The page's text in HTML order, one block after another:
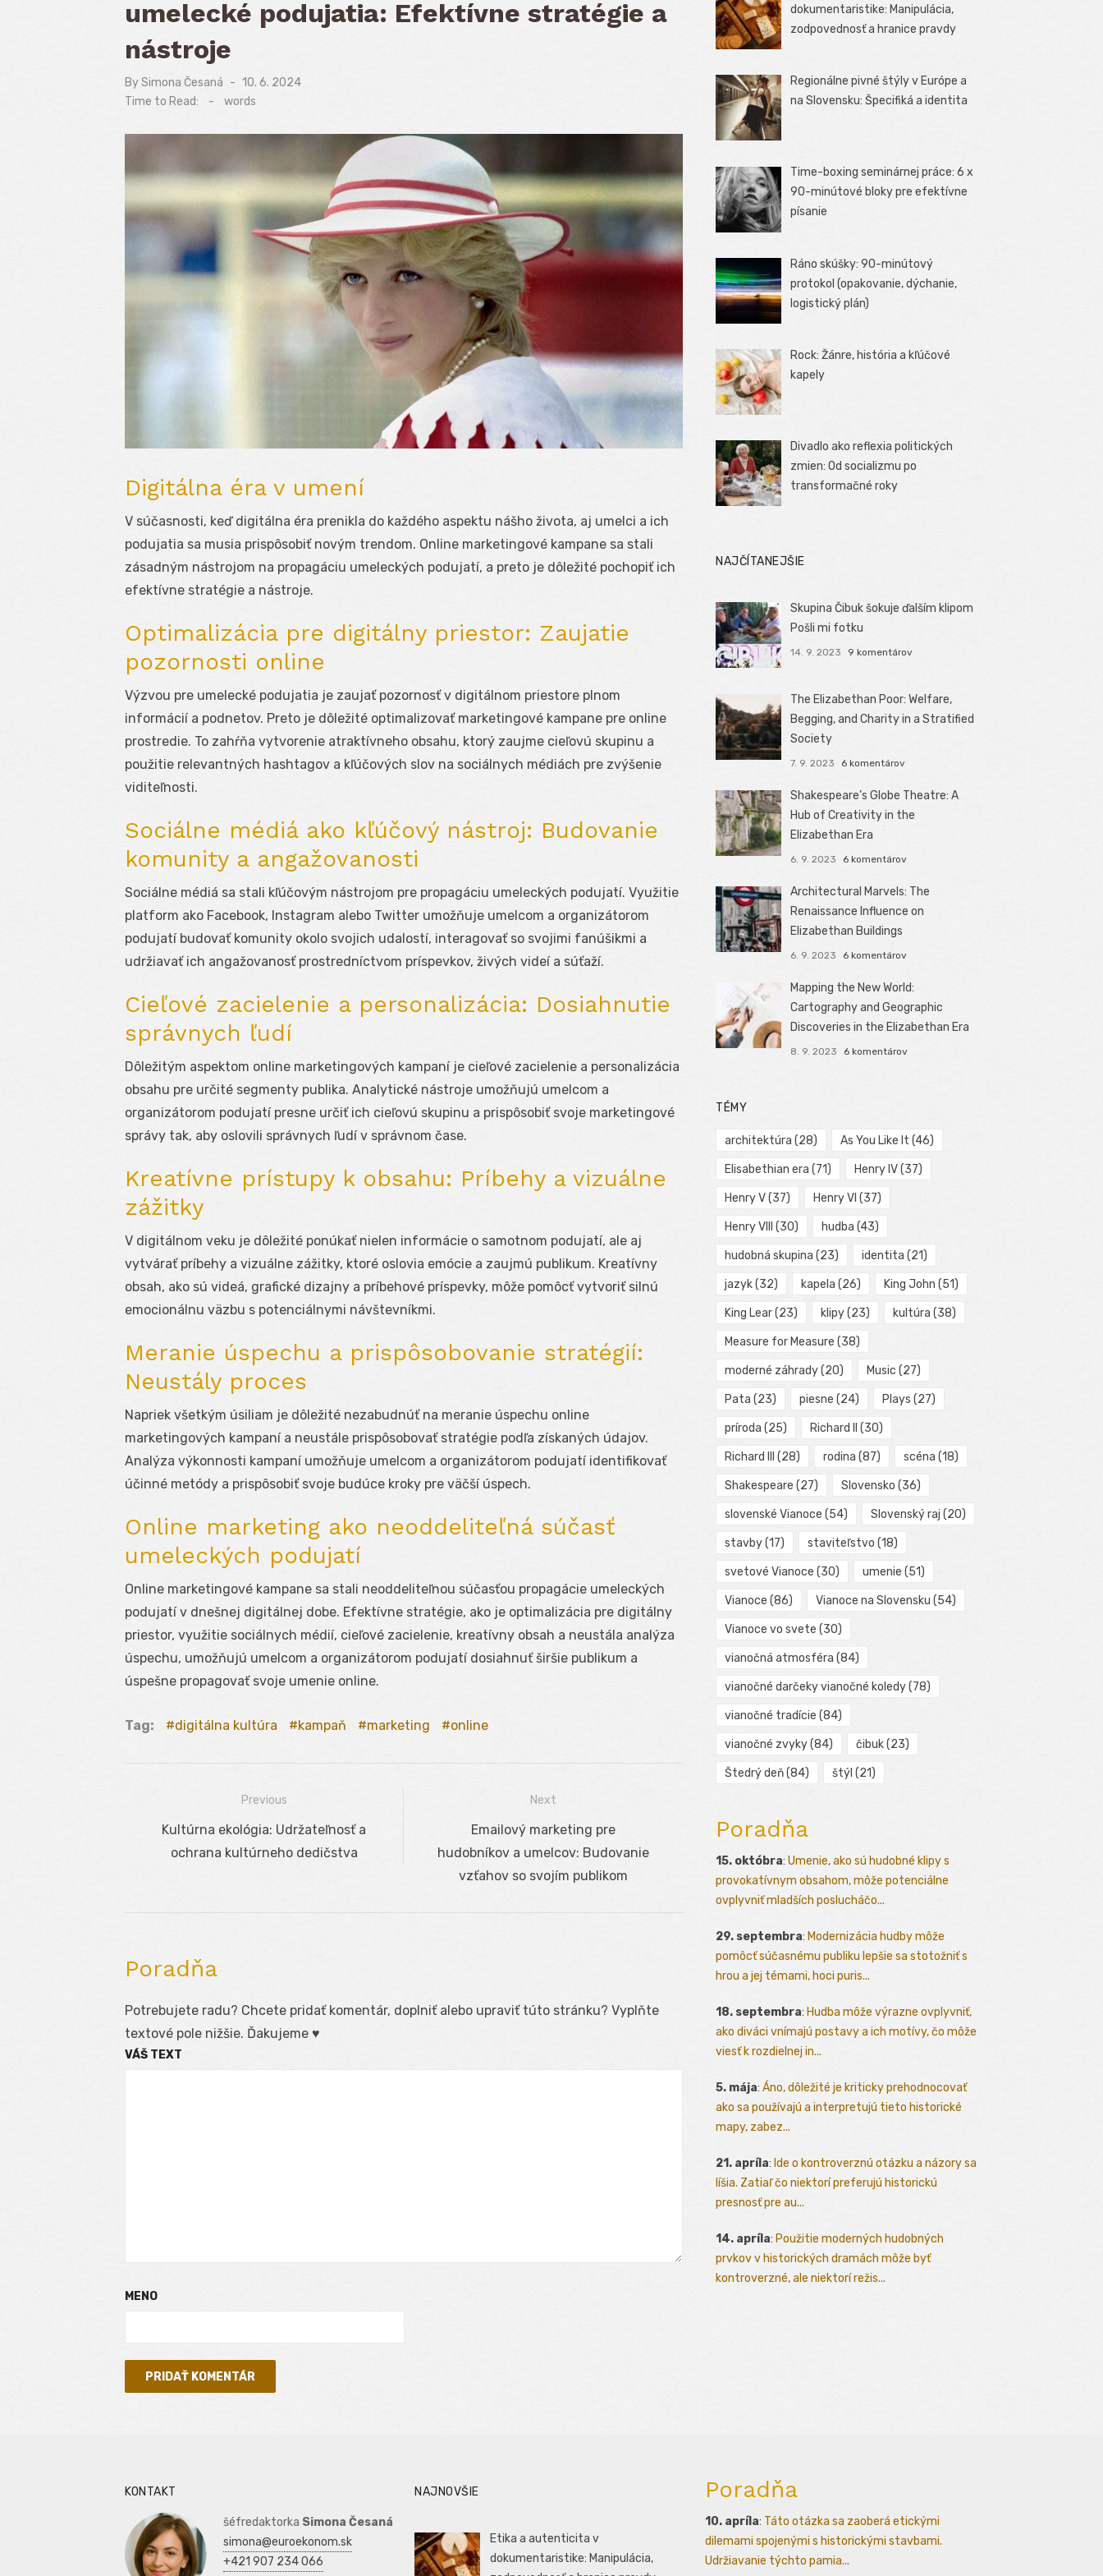
umelecké podujatia: Efektívne stratégie a
nástroje
BySimona Česaná
Posted
on
10. 6. 2024
Time to Read:
- words
Digitálna éra v umení
V súčasnosti, keď digitálna éra prenikla do každého aspektu nášho života, aj umelci a ich
podujatia sa musia prispôsobiť novým trendom. Online marketingové kampane sa stali
zásadným nástrojom na propagáciu umeleckých podujatí, a preto je dôležité pochopiť ich
efektívne stratégie a nástroje.
Optimalizácia pre digitálny priestor: Zaujatie
pozornosti online
Výzvou pre umelecké podujatia je zaujať pozornosť v digitálnom priestore plnom
informácií a podnetov. Preto je dôležité optimalizovať marketingové kampane pre online
prostredie. To zahŕňa vytvorenie atraktívneho obsahu, ktorý zaujme cieľovú skupinu a
použitie relevantných hashtagov a kľúčových slov na sociálnych médiách pre zvýšenie
viditeľnosti.
Sociálne médiá ako kľúčový nástroj: Budovanie
komunity a angažovanosti
Sociálne médiá sa stali kľúčovým nástrojom pre propagáciu umeleckých podujatí. Využitie
platform ako Facebook, Instagram alebo Twitter umožňuje umelcom a organizátorom
podujatí budovať komunity okolo svojich udalostí, interagovať so svojimi fanúšikmi a
udržiavať ich angažovanosť prostredníctvom príspevkov, živých videí a súťaží.
Cieľové zacielenie a personalizácia: Dosiahnutie
správnych ľudí
Dôležitým aspektom online marketingových kampaní je cieľové zacielenie a personalizácia
obsahu pre určité segmenty publika. Analytické nástroje umožňujú umelcom a
organizátorom podujatí presne určiť ich cieľovú skupinu a prispôsobiť svoje marketingové
správy tak, aby oslovili správnych ľudí v správnom čase.
Kreatívne prístupy k obsahu: Príbehy a vizuálne
zážitky
V digitálnom veku je dôležité ponúkať nielen informácie o samotnom podujatí, ale aj
vytvárať príbehy a vizuálne zážitky, ktoré oslovia emócie a zaujmú publikum. Kreatívny
obsah, ako sú videá, grafické dizajny a príbehové príspevky, môže pomôcť vytvoriť silnú
emocionálnu väzbu s potenciálnymi návštevníkmi.
Meranie úspechu a prispôsobovanie stratégií:
Neustály proces
Napriek všetkým úsiliam je dôležité nezabudnúť na meranie úspechu online
marketingových kampaní a neustále prispôsobovať stratégie podľa získaných údajov.
Analýza výkonnosti kampaní umožňuje umelcom a organizátorom podujatí identifikovať
účinné metódy a prispôsobiť svoje budúce kroky pre väčší úspech.
Online marketing ako neoddeliteľná súčasť
umeleckých podujatí
Online marketingové kampane sa stali neoddeliteľnou súčasťou propagácie umeleckých
podujatí v dnešnej digitálnej dobe. Efektívne stratégie, ako je optimalizácia pre digitálny
priestor, využitie sociálnych médií, cieľové zacielenie, kreatívny obsah a neustála analýza
úspechu, umožňujú umelcom a organizátorom podujatí dosiahnuť širšie publikum a
úspešne propagovať svoje umenie online.
Tag: digitálna kultúra kampaň marketing online
Navigácia
Previous
Previous
post:
Kultúrna ekológia: Udržateľnosť a
ochrana kultúrneho dedičstva
Next
post:
Emailový marketing pre
hudobníkov a umelcov: Budovanie
vzťahov so svojím publikom
Poradňa
Potrebujete radu? Chcete pridať komentár, doplniť alebo upraviť túto stránku? Vyplňte
textové pole nižšie. Ďakujeme ♥
VÁŠ TEXT
MENO
dokumentaristike: Manipulácia,
zodpovednosť a hranice pravdy
Regionálne pivné štýly v Európe a
na Slovensku: Špecifiká a identita
Time-boxing seminárnej práce: 6 x
90-minútové bloky pre efektívne
písanie
Ráno skúšky: 90-minútový
protokol (opakovanie, dýchanie,
logistický plán)
Rock: Žánre, história a kľúčové
kapely
Divadlo ako reflexia politických
zmien: Od socializmu po
transformačné roky
NAJČÍTANEJŠIE
Skupina Čibuk šokuje ďalším klipom
Pošli mi fotku
14. 9. 2023 9 komentárov
The Elizabethan Poor: Welfare,
Begging, and Charity in a Stratified
Society
7. 9. 2023 6 komentárov
Shakespeare’s Globe Theatre: A
Hub of Creativity in the
Elizabethan Era
6. 9. 2023 6 komentárov
Architectural Marvels: The
Renaissance Influence on
Elizabethan Buildings
6. 9. 2023 6 komentárov
Mapping the New World:
Cartography and Geographic
Discoveries in the Elizabethan Era
8. 9. 2023 6 komentárov
TÉMY
architektúra (28) As You Like It (46)
Elisabethian era (71) Henry IV(37)
Henry V(37) Henry VI (37)
Henry VIII (30) hudba (43)
hudobná skupina (23) identita (21)
jazyk(32) kapela (26) King John (51)
King Lear(23) klipy(23) kultúra (38)
Measure for Measure (38)
moderné záhrady(20) Music (27)
Pata (23) piesne (24) Plays (27)
príroda (25) Richard II (30)
Richard III (28) rodina (87) scéna (18)
Shakespeare (27) Slovensko (36)
slovenské Vianoce (54) Slovenský raj (20)
stavby(17) staviteľstvo (18)
svetové Vianoce (30) umenie (51)
Vianoce (86) Vianoce na Slovensku (54)
Vianoce vo svete (30)
vianočná atmosféra (84)
vianočné darčeky vianočné koledy(78)
vianočné tradície (84)
vianočné zvyky(84) čibuk(23)
Štedrý deň(84) štýl (21)
Poradňa
15. októbra: Umenie, ako sú hudobné klipy s
provokatívnym obsahom, môže potenciálne
ovplyvniť mladších poslucháčo...
29. septembra: Modernizácia hudby môže
pomôcť súčasnému publiku lepšie sa stotožniť s
hrou a jej témami, hoci puris...
18. septembra: Hudba môže výrazne ovplyvniť,
ako diváci vnímajú postavy a ich motívy, čo môže
viesť k rozdielnej in...
5. mája: Áno, dôležité je kriticky prehodnocovať
ako sa používajú a interpretujú tieto historické
mapy, zabez...
21. apríla: Ide o kontroverznú otázku a názory sa
líšia. Zatiaľ čo niektorí preferujú historickú
presnosť pre au...
14. apríla: Použitie moderných hudobných
prvkov v historických dramách môže byť
kontroverzné, ale niektorí režis...
KONTAKT
šéfredaktorka Simona Česaná
simona@euroekonom.sk
+421 907 234 066
NAJNOVŠIE
Etika a autenticita v
dokumentaristike: Manipulácia,
Poradňa
10. apríla: Táto otázka sa zaoberá etickými
dilemami spojenými s historickými stavbami.
Udržiavanie týchto pamia...